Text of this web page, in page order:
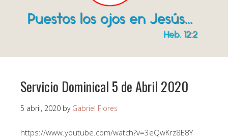
Servicio Dominical 5 de Abril 2020
5 abril, 2020 by Gabriel Flores
https://www.youtube.com/watch?v=3eQwKrz8E8Y